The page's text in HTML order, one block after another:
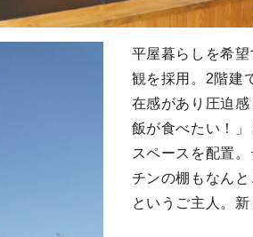
平屋暮らしを希
観を採用。2階建
在感があり圧迫
飯が食べたい！
スペースを配置
チンの棚もなん
というご主人。